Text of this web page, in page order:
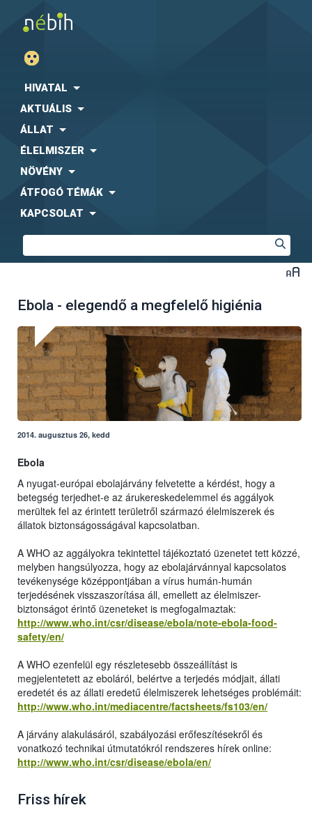
HIVATAL
AKTUÁLIS
ÁLLAT
ÉLELMISZER
NÖVÉNY
ÁTFOGÓ TÉMÁK
KAPCSOLAT
Ebola - elegendő a megfelelő higiénia
2014. augusztus 26, kedd
Ebola
A nyugat-európai ebolajárvány felvetette a kérdést, hogy a
betegség terjedhet-e az árukereskedelemmel és aggályok
merültek fel az érintett területről származó élelmiszerek és
állatok biztonságosságával kapcsolatban.
A WHO az aggályokra tekintettel tájékoztató üzenetet tett közzé,
melyben hangsúlyozza, hogy az ebolajárvánnyal kapcsolatos
tevékenysége középpontjában a vírus humán-humán
terjedésének visszaszorítása áll, emellett az élelmiszer-
biztonságot érintő üzeneteket is megfogalmaztak:
http://www.who.int/csr/disease/ebola/note-ebola-food-
safety/en/
A WHO ezenfelül egy részletesebb összeállítást is
megjelentetett az eboláról, belértve a terjedés módjait, állati
eredetét és az állati eredetű élelmiszerek lehetséges problémáit:
http://www.who.int/mediacentre/factsheets/fs103/en/
A járvány alakulásáról, szabályozási erőfeszítésekről és
vonatkozó technikai útmutatókról rendszeres hírek online:
http://www.who.int/csr/disease/ebola/en/
Friss hírek